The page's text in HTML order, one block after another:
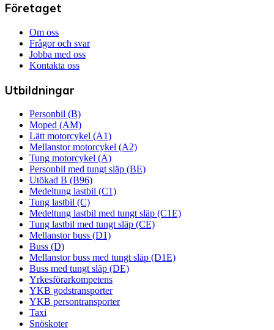
Företaget
Om oss
Frågor och svar
Jobba med oss
Kontakta oss
Utbildningar
Personbil (B)
Moped (AM)
Lätt motorcykel (A1)
Mellanstor motorcykel (A2)
Tung motorcykel (A)
Personbil med tungt släp (BE)
Utökad B (B96)
Medeltung lastbil (C1)
Tung lastbil (C)
Medeltung lastbil med tungt släp (C1E)
Tung lastbil med tungt släp (CE)
Mellanstor buss (D1)
Buss (D)
Mellanstor buss med tungt släp (D1E)
Buss med tungt släp (DE)
Yrkesförarkompetens
YKB godstransporter
YKB persontransporter
Taxi
Snöskoter